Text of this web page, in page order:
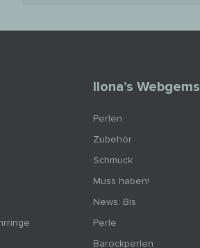
Ilona’s Webgems
Perlen
Zubehör
Schmuck
Muss haben!
News: Bis
Perle
Barockperlen